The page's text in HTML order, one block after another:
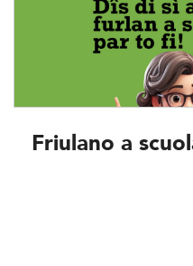
Friulano a